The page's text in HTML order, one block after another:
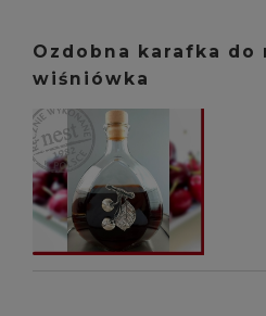
Ozdobna karafka do
wiśniówka